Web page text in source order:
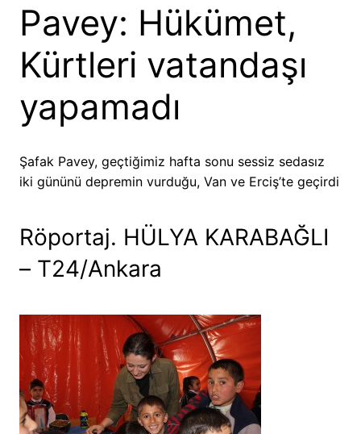
Pavey: Hükümet,
Kürtleri vatandaşı
yapamadı
Şafak Pavey, geçtiğimiz hafta sonu sessiz sedasız
iki gününü depremin vurduğu, Van ve Erciş’te geçirdi
Röportaj. HÜLYA KARABAĞLI
– T24/Ankara